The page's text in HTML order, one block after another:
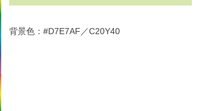
背景色：#D7E7AF／C20Y40